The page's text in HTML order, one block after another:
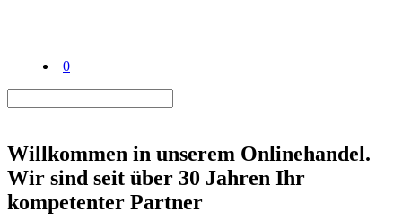
0
Willkommen in unserem Onlinehandel.
Wir sind seit über 30 Jahren Ihr
kompetenter Partner